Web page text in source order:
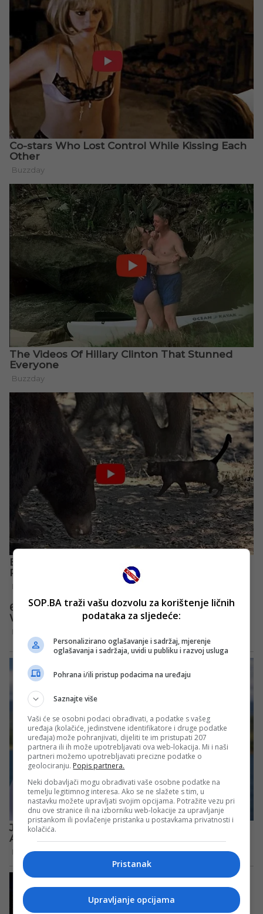
SOP.BA traži vašu dozvolu za korištenje ličnih
podataka za sljedeće:
Personalizirano oglašavanje i sadržaj, mjerenje
oglašavanja i sadržaja, uvidi u publiku i razvoj usluga
Pohrana i/ili pristup podacima na uređaju
Saznajte više
Vaši će se osobni podaci obrađivati, a podatke s vašeg
uređaja (kolačiće, jedinstvene identifikatore i druge podatke
uređaja) može pohranjivati, dijeliti te im pristupati 207
partnera ili ih može upotrebljavati ova web-lokacija. Mi i naši
partneri možemo upotrebljavati precizne podatke o
geolociranju. Popis partnera.
Neki dobavljači mogu obrađivati vaše osobne podatke na
temelju legitimnog interesa. Ako se ne slažete s tim, u
nastavku možete upravljati svojim opcijama. Potražite vezu pri
dnu ove stranice ili na izborniku web-lokacije za upravljanje
pristankom ili povlačenje pristanka u postavkama privatnosti i
kolačića.
Pristanak
Upravljanje opcijama